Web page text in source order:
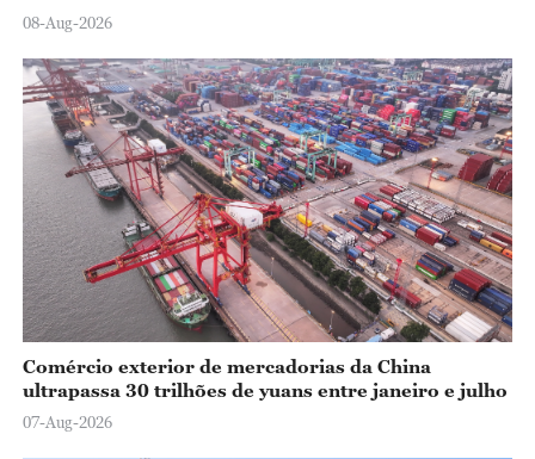
08-Aug-2026
Comércio exterior de mercadorias da China
ultrapassa 30 trilhões de yuans entre janeiro e julho
07-Aug-2026